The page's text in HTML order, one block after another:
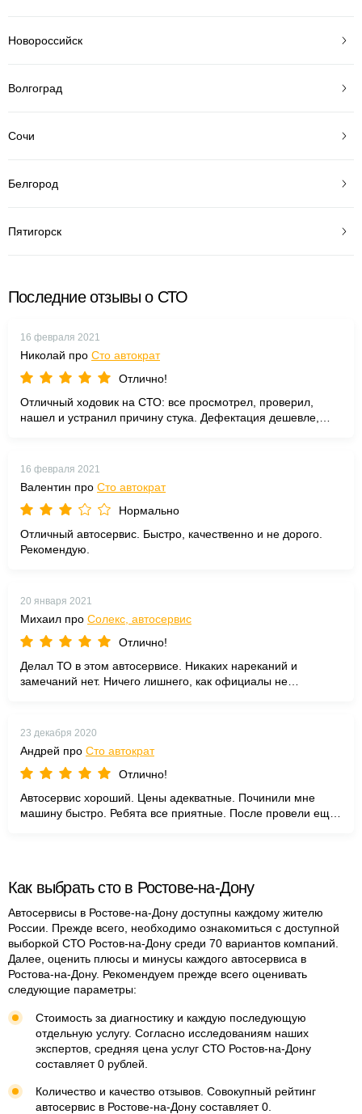
Новороссийск
Волгоград
Сочи
Белгород
Пятигорск
Последние отзывы о СТО
16 февраля 2021
Николай про Сто автократ
Отлично!
Отличный ходовик на СТО: все просмотрел, проверил,
нашел и устранил причину стука. Дефектация дешевле,
16 февраля 2021
Валентин про Сто автократ
Нормально
Отличный автосервис. Быстро, качественно и не дорого.
Рекомендую.
20 января 2021
Михаил про Солекс, автосервис
Отлично!
Делал ТО в этом автосервисе. Никаких нареканий и
замечаний нет. Ничего лишнего, как официалы не
23 декабря 2020
Андрей про Сто автократ
Отлично!
Автосервис хороший. Цены адекватные. Починили мне
машину быстро. Ребята все приятные. После провели еще
Как выбрать сто в Ростове-на-Дону
Автосервисы в Ростове-на-Дону доступны каждому жителю
России. Прежде всего, необходимо ознакомиться с доступной
выборкой СТО Ростов-на-Дону среди 70 вариантов компаний.
Далее, оценить плюсы и минусы каждого автосервиса в
Ростова-на-Дону. Рекомендуем прежде всего оценивать
следующие параметры:
Стоимость за диагностику и каждую последующую
отдельную услугу. Согласно исследованиям наших
экспертов, средняя цена услуг СТО Ростов-на-Дону
составляет 0 рублей.
Количество и качество отзывов. Совокупный рейтинг
автосервис в Ростове-на-Дону составляет 0.